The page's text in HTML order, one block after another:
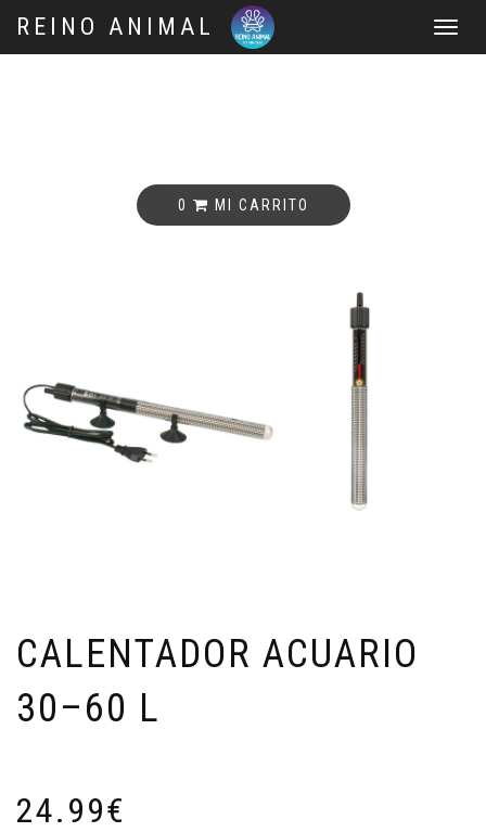
REINO ANIMAL
0 MI CARRITO
CALENTADOR ACUARIO
30–60 L
24.99€